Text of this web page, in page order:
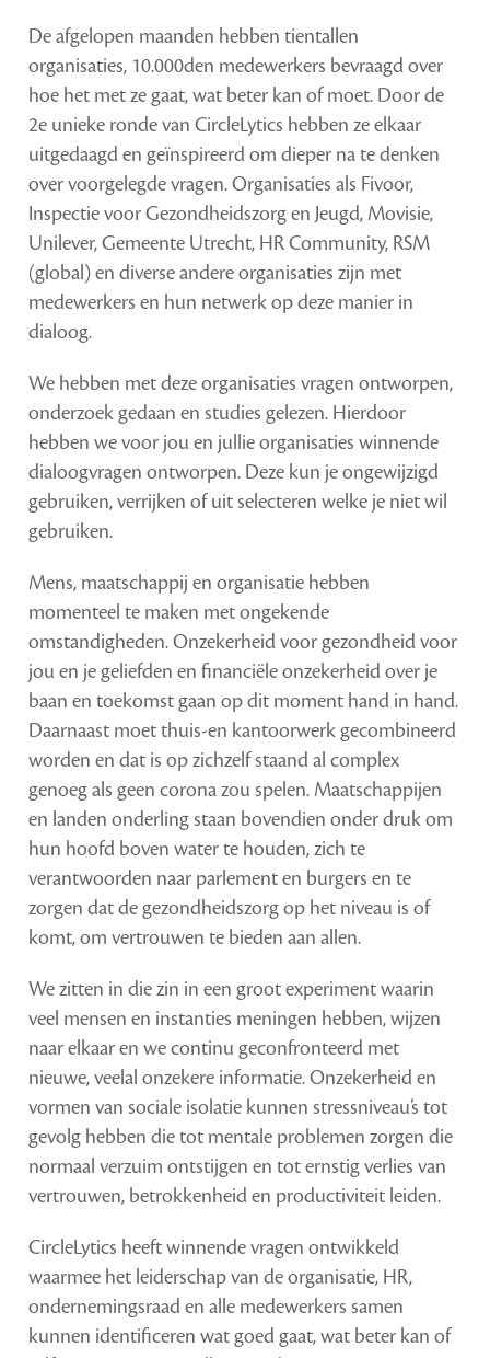
De afgelopen maanden hebben tientallen
organisaties, 10.000den medewerkers bevraagd over
hoe het met ze gaat, wat beter kan of moet. Door de
2e unieke ronde van CircleLytics hebben ze elkaar
uitgedaagd en geïnspireerd om dieper na te denken
over voorgelegde vragen. Organisaties als Fivoor,
Inspectie voor Gezondheidszorg en Jeugd, Movisie,
Unilever, Gemeente Utrecht, HR Community, RSM
(global) en diverse andere organisaties zijn met
medewerkers en hun netwerk op deze manier in
dialoog.
We hebben met deze organisaties vragen ontworpen,
onderzoek gedaan en studies gelezen. Hierdoor
hebben we voor jou en jullie organisaties winnende
dialoogvragen ontworpen. Deze kun je ongewijzigd
gebruiken, verrijken of uit selecteren welke je niet wil
gebruiken.
Mens, maatschappij en organisatie hebben
momenteel te maken met ongekende
omstandigheden. Onzekerheid voor gezondheid voor
jou en je geliefden en financiële onzekerheid over je
baan en toekomst gaan op dit moment hand in hand.
Daarnaast moet thuis-en kantoorwerk gecombineerd
worden en dat is op zichzelf staand al complex
genoeg als geen corona zou spelen. Maatschappijen
en landen onderling staan bovendien onder druk om
hun hoofd boven water te houden, zich te
verantwoorden naar parlement en burgers en te
zorgen dat de gezondheidszorg op het niveau is of
komt, om vertrouwen te bieden aan allen.
We zitten in die zin in een groot experiment waarin
veel mensen en instanties meningen hebben, wijzen
naar elkaar en we continu geconfronteerd met
nieuwe, veelal onzekere informatie. Onzekerheid en
vormen van sociale isolatie kunnen stressniveau’s tot
gevolg hebben die tot mentale problemen zorgen die
normaal verzuim ontstijgen en tot ernstig verlies van
vertrouwen, betrokkenheid en productiviteit leiden.
CircleLytics heeft winnende vragen ontwikkeld
waarmee het leiderschap van de organisatie, HR,
ondernemingsraad en alle medewerkers samen
kunnen identificeren wat goed gaat, wat beter kan of